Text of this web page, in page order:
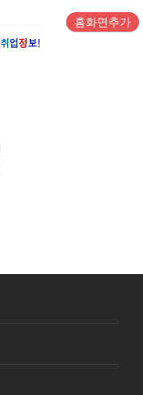
홈화면추가